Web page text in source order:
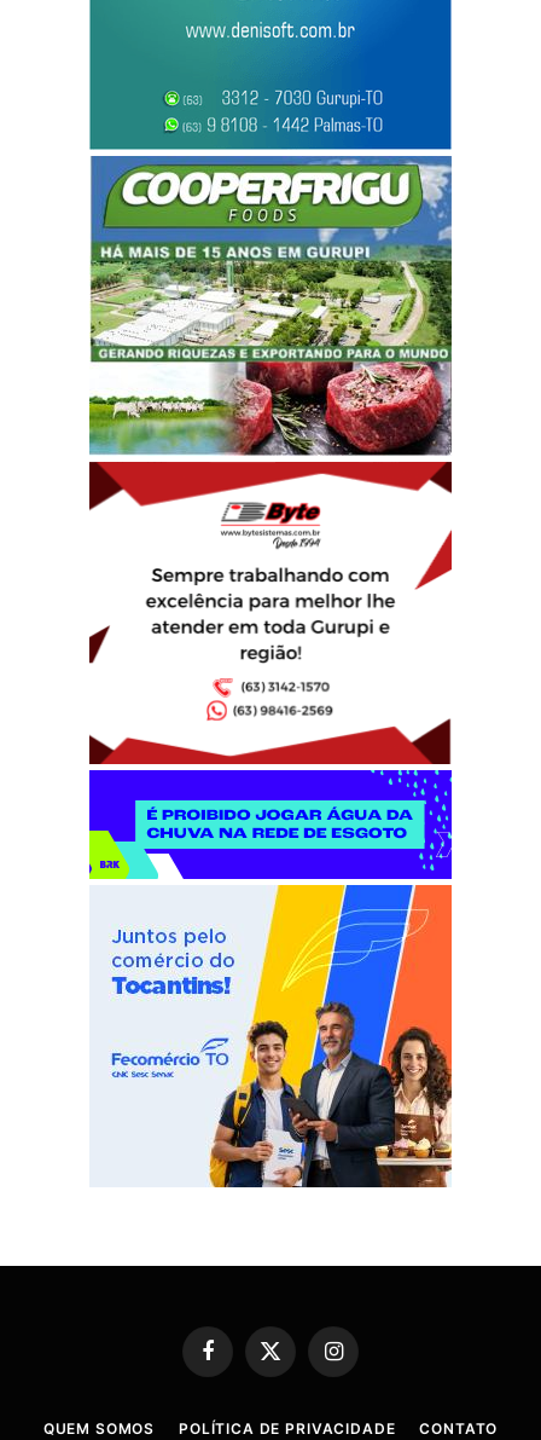
Facebook
X
(Twitter)
Instagram
QUEM SOMOS POLÍTICA DE PRIVACIDADE CONTATO